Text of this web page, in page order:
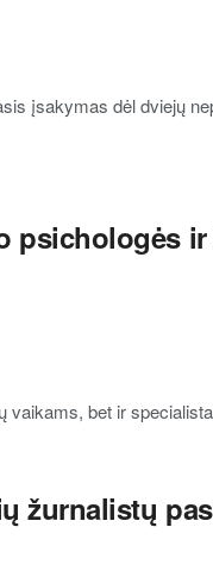
įsakymas dėl dviejų
psichologės
bet ir
žurnalistų